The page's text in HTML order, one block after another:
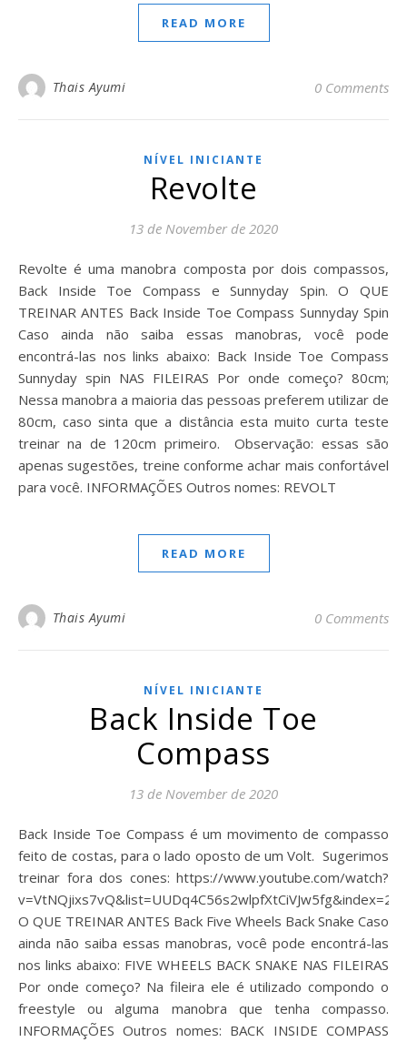
READ MORE
Thais Ayumi 0 Comments
NÍVEL INICIANTE
Revolte
13 de November de 2020
Revolte é uma manobra composta por dois compassos,
Back Inside Toe Compass e Sunnyday Spin. O QUE
TREINAR ANTES Back Inside Toe Compass Sunnyday Spin
Caso ainda não saiba essas manobras, você pode
encontrá-las nos links abaixo: Back Inside Toe Compass
Sunnyday spin NAS FILEIRAS Por onde começo? 80cm;
Nessa manobra a maioria das pessoas preferem utilizar de
80cm, caso sinta que a distância esta muito curta teste
treinar na de 120cm primeiro. Observação: essas são
apenas sugestões, treine conforme achar mais confortável
para você. INFORMAÇÕES Outros nomes: REVOLT
READ MORE
Thais Ayumi 0 Comments
NÍVEL INICIANTE
Back Inside Toe
Compass
13 de November de 2020
Back Inside Toe Compass é um movimento de compasso
feito de costas, para o lado oposto de um Volt. Sugerimos
treinar fora dos cones: https://www.youtube.com/watch?
v=VtNQjixs7vQ&list=UUDq4C56s2wlpfXtCiVJw5fg&index=26
O QUE TREINAR ANTES Back Five Wheels Back Snake Caso
ainda não saiba essas manobras, você pode encontrá-las
nos links abaixo: FIVE WHEELS BACK SNAKE NAS FILEIRAS
Por onde começo? Na fileira ele é utilizado compondo o
freestyle ou alguma manobra que tenha compasso.
INFORMAÇÕES Outros nomes: BACK INSIDE COMPASS